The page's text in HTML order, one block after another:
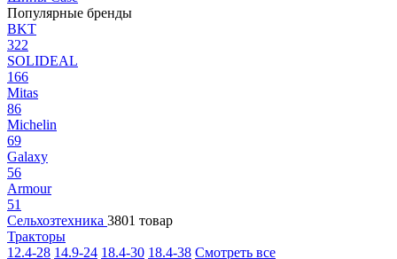
Популярные бренды
BKT
322
SOLIDEAL
166
Mitas
86
Michelin
69
Galaxy
56
Armour
51
Сельхозтехника 3801 товар
Тракторы
12.4-28 14.9-24 18.4-30 18.4-38 Смотреть все